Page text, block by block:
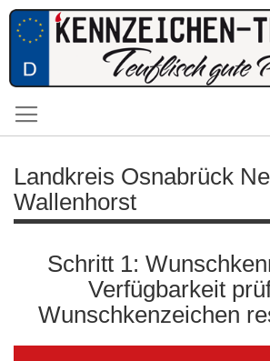
Landkreis Osnabrück
Wallenhorst
Schritt 1:
Verfügbarkeit
Wunschkenzeichen